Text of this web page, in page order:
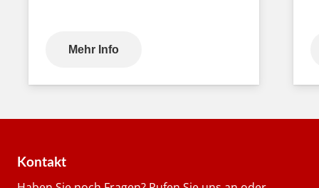
Mehr Info
Kontakt